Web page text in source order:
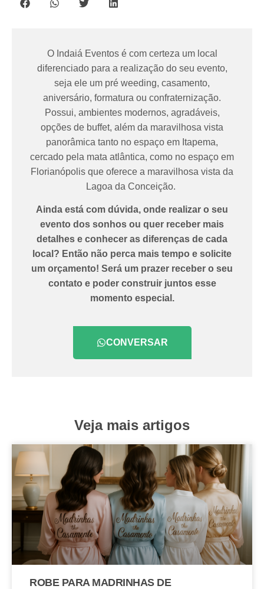
O Indaiá Eventos é com certeza um local
diferenciado para a realização do seu evento,
seja ele um pré weeding, casamento,
aniversário, formatura ou confraternização.
Possui, ambientes modernos, agradáveis,
opções de buffet, além da maravilhosa vista
panorâmica tanto no espaço em Itapema,
cercado pela mata atlântica, como no espaço em
Florianópolis que oferece a maravilhosa vista da
Lagoa da Conceição.
Ainda está com dúvida, onde realizar o seu
evento dos sonhos ou quer receber mais
detalhes e conhecer as diferenças de cada
local? Então não perca mais tempo e solicite
um orçamento! Será um prazer receber o seu
contato e poder construir juntos esse
momento especial.
CONVERSAR
Veja mais artigos
ROBE PARA MADRINHAS DE